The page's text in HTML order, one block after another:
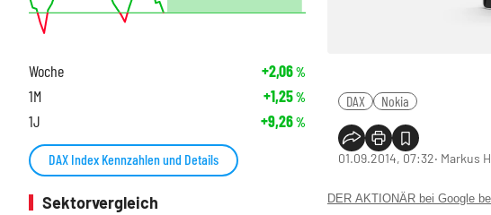
DAX Nokia
01.09.2014, 07:32‧ Markus
DER AKTIONÄR bei Google
Woche +2,06%
1M +1,25%
1J +9,26%
DAX Index Kennzahlen und Details
Sektorvergleich